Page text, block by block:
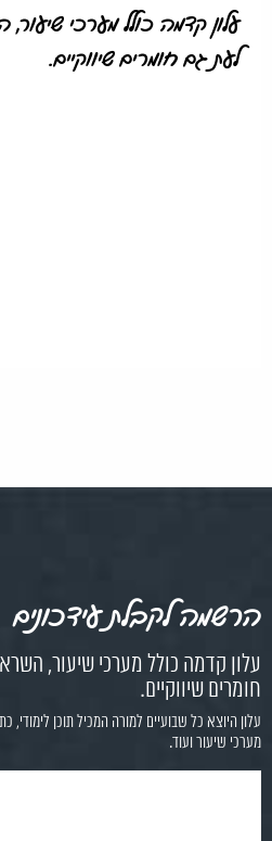
עלון קדמה כולל מערכי
לעת גם חומרים שיווקיים.
הרשמה לקבלת עידכונים
עלון קדמה כולל מערכי שיעור,
חומרים שיווקיים.
עלון היוצא כל שבועיים למורה המכיל תוכן
מערכי שיעור ועוד.